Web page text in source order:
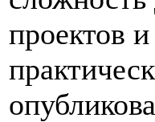
проектов